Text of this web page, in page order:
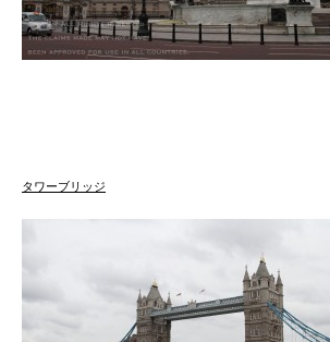
タワーブリッジ